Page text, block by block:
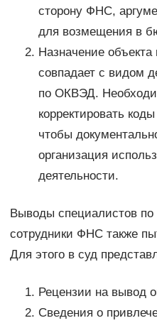
сторону ФНС,
для возмещения в
Назначение
совпадает с видом
по ОКВЭД.
корректировать
чтобы
организация
деятельности.
Выводы специалистов по
сотрудники ФНС также
Для этого в суд
Рецензии на вывод
Сведения о